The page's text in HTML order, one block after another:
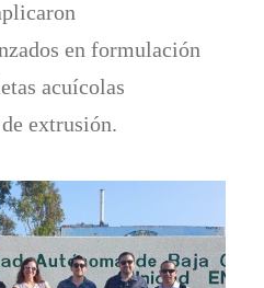
en formulación
acuícolas
extrusión.